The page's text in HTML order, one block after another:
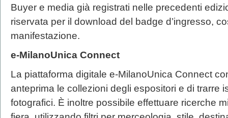
Buyer e media già registrati nelle precedenti
riservata per il download del badge d’ingresso,
manifestazione.
e-MilanoUnica Connect
La piattaforma digitale e-MilanoUnica Connect
anteprima le collezioni degli espositori e di trarre
fotografici. È inoltre possibile effettuare ricerche